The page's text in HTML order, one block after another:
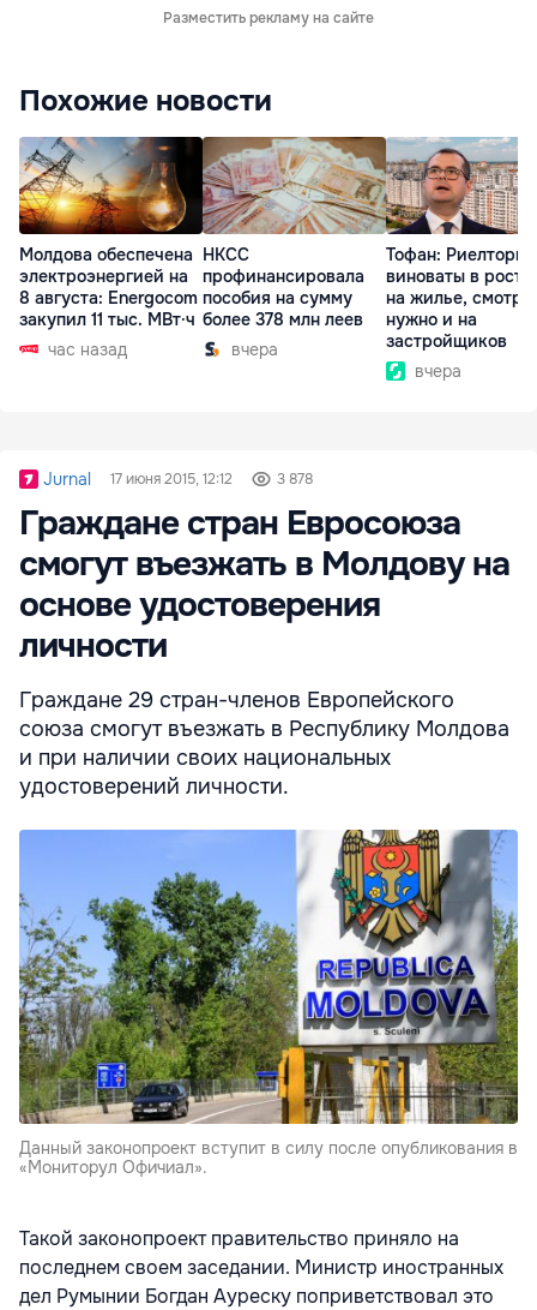
Разместить рекламу на сайте
Похожие новости
Молдова обеспечена
электроэнергией на
8 августа: Energocom
закупил 11 тыс. МВт·ч
час назад
НКСС
профинансировала
пособия на сумму
более 378 млн леев
вчера
Тофан: Риелторы
виноваты в росте
на жилье,
нужно и на
застройщиков
вчера
Jurnal 17 июня 2015, 12:12 3 878
Граждане стран Евросоюза
смогут въезжать в Молдову на
основе удостоверения
личности
Граждане 29 стран-членов Европейского
союза смогут въезжать в Республику Молдова
и при наличии своих национальных
удостоверений личности.
Данный законопроект вступит в силу после опубликования в
«Мониторул Офичиал».
Такой законопроект правительство приняло на
последнем своем заседании. Министр иностранных
дел Румынии Богдан Ауреску поприветствовал это